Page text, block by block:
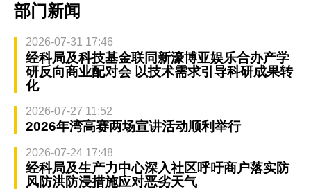
部门新闻
2026-07-31 17:46
经科局及科技基金联同新濠博亚娱乐合办产学
研反向商业配对会 以技术需求引导科研成果转
化
2026-07-27 11:52
2026年湾高赛两场宣讲活动顺利举行
2026-07-24 17:48
经科局及生产力中心深入社区呼吁商户落实防
风防洪防浸措施应对恶劣天气